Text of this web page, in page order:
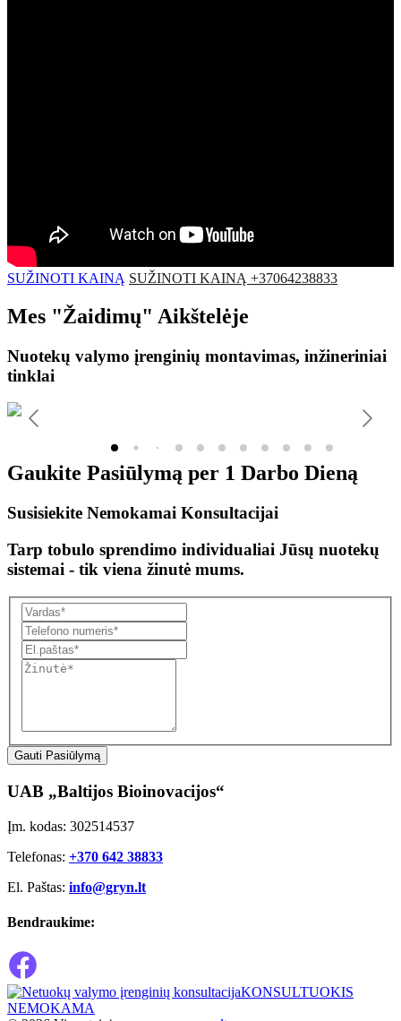
SUŽINOTI KAINĄ SUŽINOTI KAINĄ +37064238833
Mes "Žaidimų" Aikštelėje
Nuotekų valymo įrenginių montavimas, inžineriniai
tinklai
Gaukite Pasiūlymą per 1 Darbo Dieną
Susisiekite Nemokamai Konsultacijai
Tarp tobulo sprendimo individualiai Jūsų nuotekų
sistemai - tik viena žinutė mums.
Gauti Pasiūlymą
UAB „Baltijos Bioinovacijos“
Įm. kodas: 302514537
Telefonas: +370 642 38833
El. Paštas: info@gryn.lt
Bendraukime:
KONSULTUOKIS
NEMOKAMA